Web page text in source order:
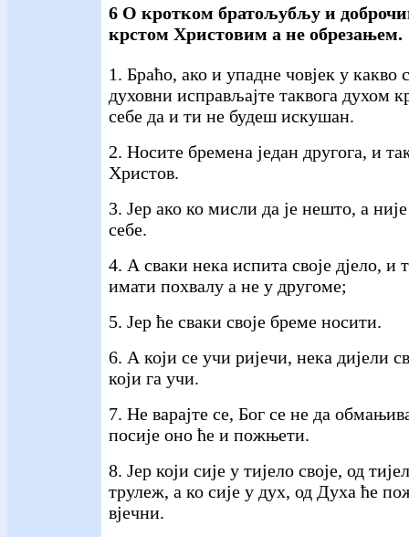
6 О кротком братољубљу и
крстом Христовим а не обрезањем.
1. Браћо, ако и упадне човјек у какво
духовни исправљајте таквога духом
себе да и ти не будеш искушан.
2. Носите бремена један другога, и
Христов.
3. Јер ако ко мисли да је нешто, а
себе.
4. А сваки нека испита своје дјело, и
имати похвалу а не у другоме;
5. Јер ће сваки своје бреме носити.
6. А који се учи ријечи, нека дијели
који га учи.
7. Не варајте се, Бог се не да
посије оно ће и пожњети.
8. Јер који сије у тијело своје, од
трулеж, а ко сије у дух, од Духа ће
вјечни.